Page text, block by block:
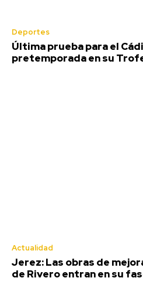
Deportes
Última prueba para el
pretemporada en su
Actualidad
Jerez: Las obras de
de Rivero entran en su